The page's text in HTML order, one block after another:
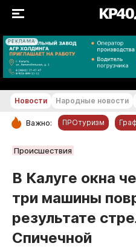
РЕКЛАМА
РУБРИКИ
Новости компаний
Статьи
Народные новости
Авто и транспорт
Новости Народные новости
Важно: ПРОтуризм
Происшествия
В Калуге окна
три машины
результате
Спичечной